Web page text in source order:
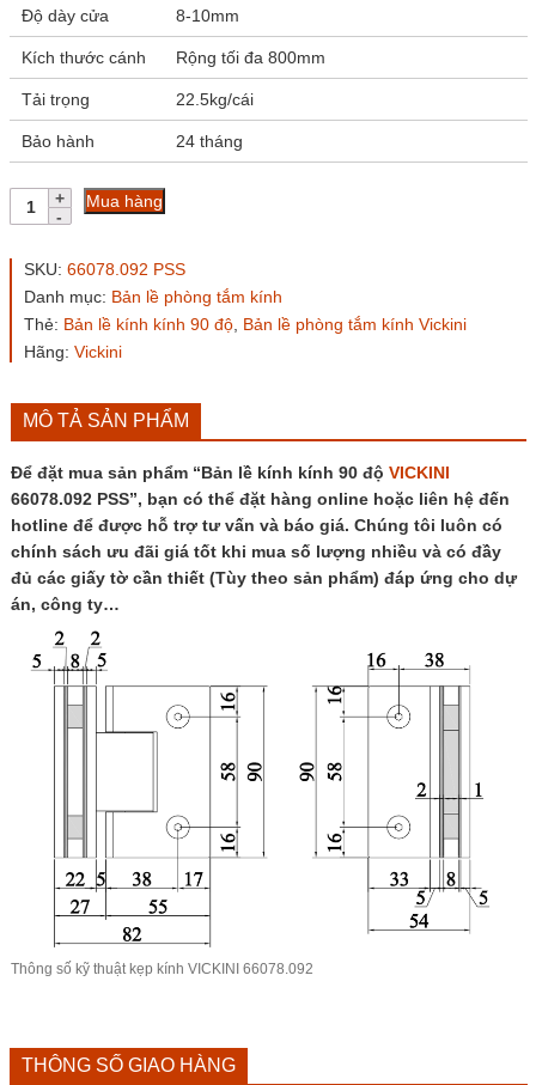
Độ dày cửa 8-10mm
Kích thước cánh Rộng tối đa 800mm
Tải trọng 22.5kg/cái
Bảo hành 24 tháng
Bản
lề
kính
độ
VICKINI
66078.092
lượng
Mua hàng
SKU: 66078.092 PSS
Danh mục: Bản lề phòng tắm kính
Thẻ: Bản lề kính kính 90 độ, Bản lề phòng tắm kính Vickini
Hãng: Vickini
MÔ TẢ SẢN PHẨM
Để đặt mua sản phẩm “Bản lề kính kính 90 độ VICKINI
66078.092 PSS”, bạn có thể đặt hàng online hoặc liên hệ đến
hotline để được hỗ trợ tư vấn và báo giá. Chúng tôi luôn có
chính sách ưu đãi giá tốt khi mua số lượng nhiều và có đầy
đủ các giấy tờ cần thiết (Tùy theo sản phẩm) đáp ứng cho dự
án, công ty…
Thông số kỹ thuậtkẹp kính VICKINI66078.092
THÔNG SỐ GIAO HÀNG